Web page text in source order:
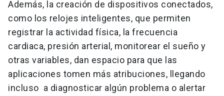
Además, la creación de dispositivos conectados,
como los relojes inteligentes, que permiten
registrar la actividad física, la frecuencia
cardiaca, presión arterial, monitorear el sueño y
otras variables, dan espacio para que las
aplicaciones tomen más atribuciones, llegando
incluso a diagnosticar algún problema o alertar